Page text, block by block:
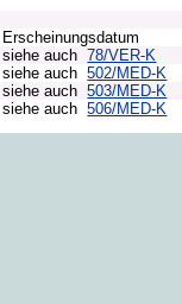
Erscheinungsdatum
siehe auch 78/VER-K
siehe auch 502/MED-K
siehe auch 503/MED-K
siehe auch 506/MED-K